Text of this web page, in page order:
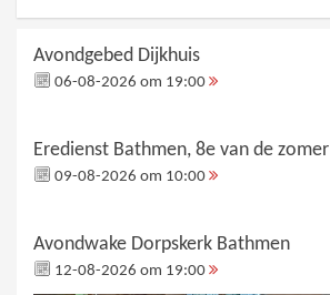
Avondgebed Dijkhuis
06-08-2026 om 19:00
Eredienst Bathmen, 8e van de zomer
09-08-2026 om 10:00
Avondwake Dorpskerk Bathmen
12-08-2026 om 19:00